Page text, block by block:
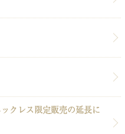
クレス限定販売の延長に